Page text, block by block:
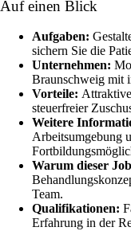
Auf einen Blick
Aufgaben:
sichern Sie die
Unternehmen:
Braunschweig mit
Vorteile:
steuerfreier
Weitere
Arbeitsumgebung
Warum dieser
Team.
Qualifikationen:
Erfahrung in der